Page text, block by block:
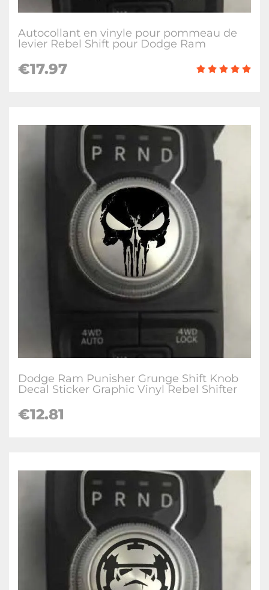
Autocollant en vinyle pour pommeau de
levier Rebel Shift pour Dodge Ram
€17.97
Dodge Ram Punisher Grunge Shift Knob
Decal Sticker Graphic Vinyl Rebel Shifter
€12.81